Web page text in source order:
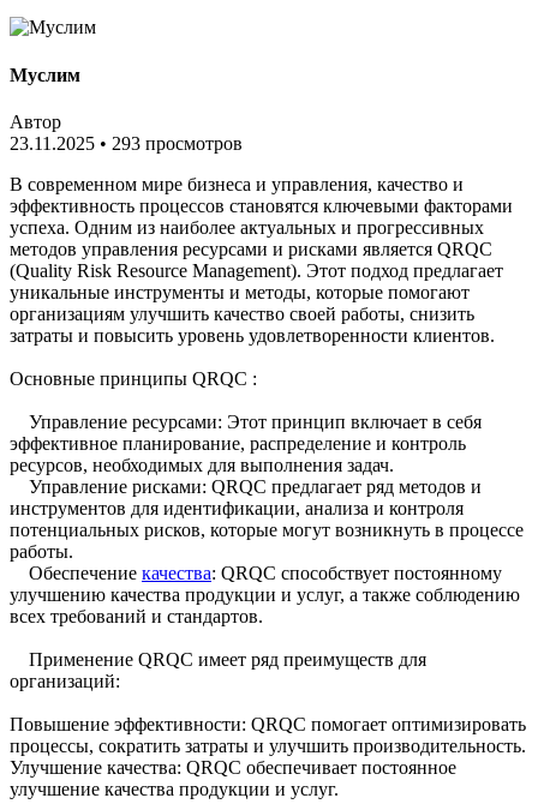
Муслим
Автор
23.11.2025 • 293 просмотров
В современном мире бизнеса и управления, качество и
эффективность процессов становятся ключевыми факторами
успеха. Одним из наиболее актуальных и прогрессивных
методов управления ресурсами и рисками является QRQC
(Quality Risk Resource Management). Этот подход предлагает
уникальные инструменты и методы, которые помогают
организациям улучшить качество своей работы, снизить
затраты и повысить уровень удовлетворенности клиентов.
Основные принципы QRQC :
Управление ресурсами: Этот принцип включает в себя
эффективное планирование, распределение и контроль
ресурсов, необходимых для выполнения задач.
Управление рисками: QRQC предлагает ряд методов и
инструментов для идентификации, анализа и контроля
потенциальных рисков, которые могут возникнуть в процессе
работы.
Обеспечение качества: QRQC способствует постоянному
улучшению качества продукции и услуг, а также соблюдению
всех требований и стандартов.
Применение QRQC имеет ряд преимуществ для
организаций:
Повышение эффективности: QRQC помогает оптимизировать
процессы, сократить затраты и улучшить производительность.
Улучшение качества: QRQC обеспечивает постоянное
улучшение качества продукции и услуг.